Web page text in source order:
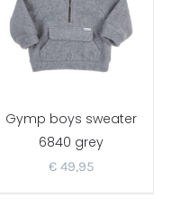
Gymp boys sweater
6840 grey
€ 49,95